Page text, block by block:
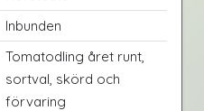
Inbunden
Tomatodling året runt,
sortval, skörd och
förvaring